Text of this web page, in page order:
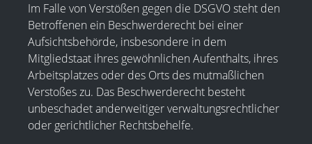
Im Falle von Verstößen gegen die DSGVO steht den
Betroffenen ein Beschwerderecht bei einer
Aufsichtsbehörde, insbesondere in dem
Mitgliedstaat ihres gewöhnlichen Aufenthalts, ihres
Arbeitsplatzes oder des Orts des mutmaßlichen
Verstoßes zu. Das Beschwerderecht besteht
unbeschadet anderweitiger verwaltungsrechtlicher
oder gerichtlicher Rechtsbehelfe.